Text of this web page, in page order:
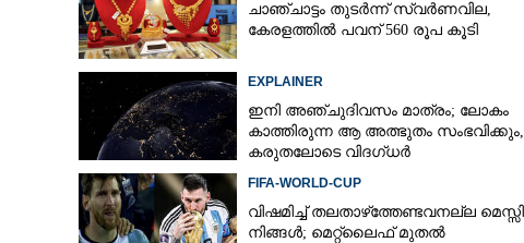
ചാഞ്ചാട്ടം തുടർന്ന് സ്വർണവില,
കേരളത്തിൽ പവന് 560 രൂപ കൂടി
EXPLAINER
ഇനി അഞ്ചുദിവസം മാത്രം; ലോകം
കാത്തിരുന്ന ആ അത്ഭുതം സംഭവിക്കും,
കരുതലോടെ വിദഗ്ധർ
FIFA-WORLD-CUP
വിഷമിച്ച് തലതാഴ്‌ത്തേണ്ടവനല്ല മെസ്സി
നിങ്ങള്‍; മെറ്റ്‌ലൈഫ് മുതല്‍